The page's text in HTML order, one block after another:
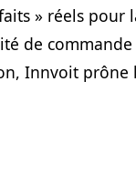
» réels pour
de commande
Innvoit prône